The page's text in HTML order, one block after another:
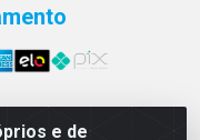
e de